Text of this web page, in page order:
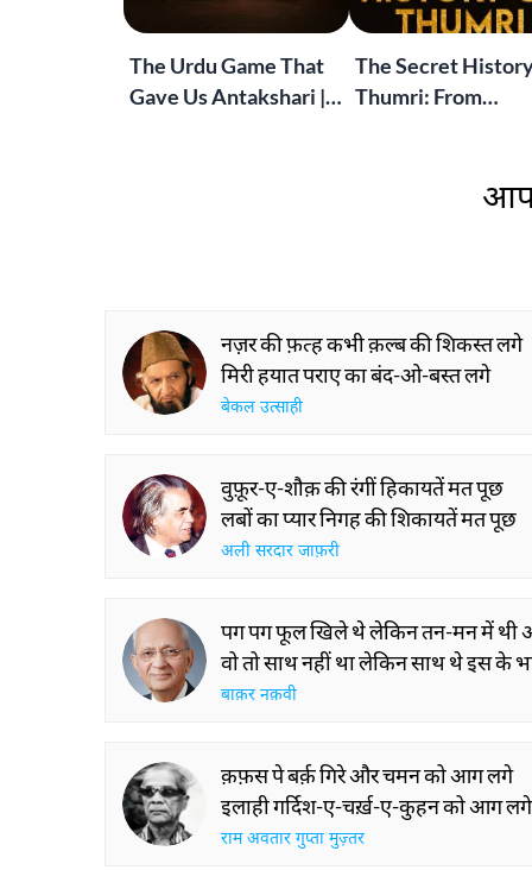
The Urdu Game That
Gave Us Antakshari |
The Secret
Thumri: From
आप
नज़र की फ़त्ह कभी क़ल्ब की शिकस्त लगे
मिरी हयात पराए का बंद-ओ-बस्त लगे
बेकल उत्साही
वुफ़ूर-ए-शौक़ की रंगीं हिकायतें मत पूछ
लबों का प्यार निगह की शिकायतें मत पूछ
अली सरदार जाफ़री
पग पग फूल खिले थे लेकिन तन-मन में थी
वो तो साथ नहीं था लेकिन साथ थे इस के
बाक़र नक़वी
क़फ़स पे बर्क़ गिरे और चमन को आग लगे
इलाही गर्दिश-ए-चर्ख़-ए-कुहन को आग लगे
राम अवतार गुप्ता मुज़्तर